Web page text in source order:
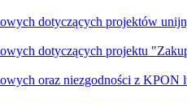
dotyczących projektów
dotyczących projektu
oraz niezgodności z